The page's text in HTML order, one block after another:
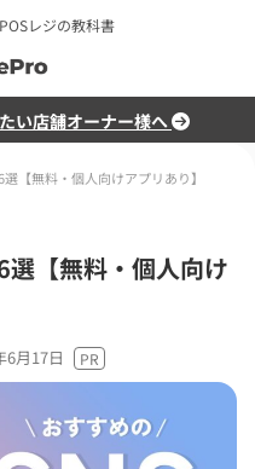
レジの教科書
い店舗オーナー様へ
【無料・個人向けアプリあり】
選【無料・個人向け
6月17日